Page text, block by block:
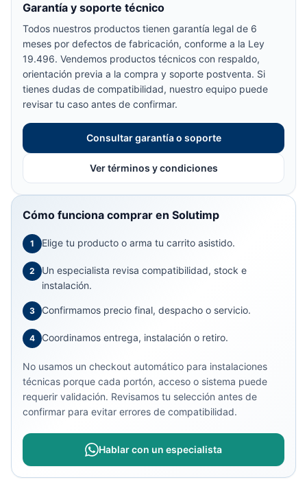
Garantía y soporte técnico
Todos nuestros productos tienen garantía legal de 6
meses por defectos de fabricación, conforme a la Ley
19.496. Vendemos productos técnicos con respaldo,
orientación previa a la compra y soporte postventa. Si
tienes dudas de compatibilidad, nuestro equipo puede
revisar tu caso antes de confirmar.
Consultar garantía o soporte
Ver términos y condiciones
Cómo funciona comprar en Solutimp
1 Elige tu producto o arma tu carrito asistido.
2
Un especialista revisa compatibilidad, stock e
instalación.
3 Confirmamos precio final, despacho o servicio.
4 Coordinamos entrega, instalación o retiro.
No usamos un checkout automático para instalaciones
técnicas porque cada portón, acceso o sistema puede
requerir validación. Revisamos tu selección antes de
confirmar para evitar errores de compatibilidad.
Hablar con un especialista